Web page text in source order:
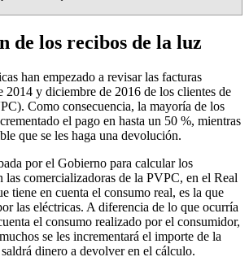
de los recibos de la luz
han empezado a revisar las facturas
2014 y diciembre de 2016 de los clientes de
Como consecuencia, la mayoría de los
el pago en hasta un 50 %, mientras
que se les haga una devolución.
por el Gobierno para calcular los
las comercializadoras de la PVPC, en el Real
tiene en cuenta el consumo real, es la que
las eléctricas. A diferencia de lo que ocurría
el consumo realizado por el consumidor,
se les incrementará el importe de la
dinero a devolver en el cálculo.